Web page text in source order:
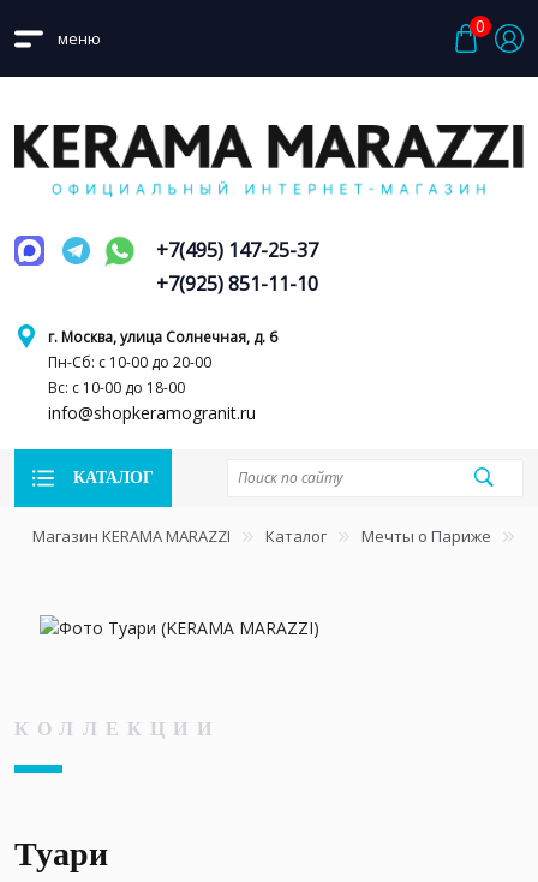
меню
0
г. Москва, улица Солнечная, д. 6
Пн-Сб: с 10-00 до 20-00
Вс: с 10-00 до 18-00
info@shopkeramogranit.ru
+7(495) 147-25-37
+7(925) 851-11-10
КАТАЛОГ
Магазин KERAMA MARAZZI Каталог Мечты о Париже
КОЛЛЕКЦИИ
Туари